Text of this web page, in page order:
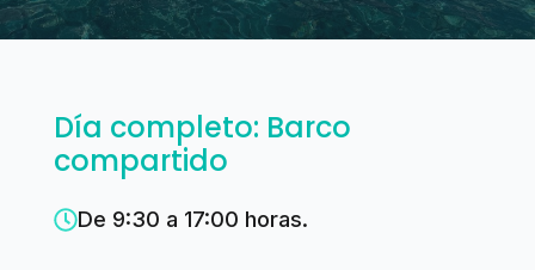
Día completo: Barco
compartido
De 9:30 a 17:00 horas.